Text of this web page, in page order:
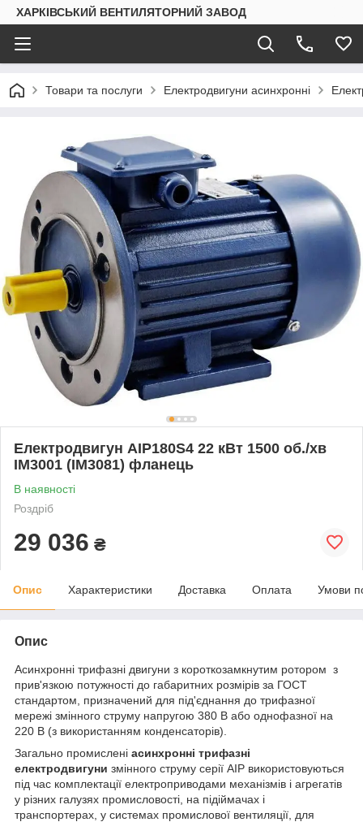
ХАРКІВСЬКИЙ ВЕНТИЛЯТОРНИЙ ЗАВОД
Товари та послуги Електродвигуни асинхронні
Електродвигун АІР180S4 22 кВт 1500 об./хв
IM3001 (IM3081) фланець
В наявності
Роздріб
29 036 ₴
Опис Характеристики Доставка Оплата Умови
Опис
Асинхронні трифазні двигуни з короткозамкнутим ротором з
прив'язкою потужності до габаритних розмірів за ГОСТ
стандартом, призначений для під'єднання до трифазної
мережі змінного струму напругою 380 В або однофазної на
220 В (з використанням конденсаторів).
Загально промислені асинхронні трифазні
електродвигуни змінного струму серії АІР використовуються
під час комплектації електроприводами механізмів і агрегатів
у різних галузях промисловості, на підіймачах і
транспортерах, у системах промислової вентиляції, для